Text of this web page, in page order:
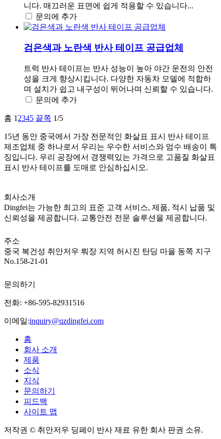
니다. 매끄러운 표면에 쉽게 적용할 수 있습니다...
문의에 추가
검은색과 노란색 반사 테이프 공급업체
트럭 반사 테이프는 반사 성능이 높아 야간 운전의 안전
성을 크게 향상시킵니다. 다양한 자동차 모델에 적합하
며 설치가 쉽고 내구성이 뛰어나며 신뢰할 수 있습니다.
문의에 추가
홈 1 2345 끝쪽 1/5
15년 동안 중국에서 가장 전문적인 화살표 표시 반사 테이프
제조업체 중 하나로서 우리는 우수한 서비스와 엄수 배송이 특
징입니다. 우리 공장에서 경쟁력있는 가격으로 고품질 화살표
표시 반사 테이프를 도매로 안심하십시오.
회사소개
Dingfei는 가능한 최고의 표준 고객 서비스, 제품, 적시 납품 및
신뢰성을 제공합니다. 교통안전 전문 솔루션을 제공합니다.
주소
중국 복건성 취안저우 뤄장 지역 허시진 탄딩 마을 동쪽 지구
No.158-21-01
문의하기
전화: +86-595-82931516
이메일:inquiry@qzdingfei.com
홈
회사 소개
제품
소식
지식
문의하기
피드백
사이트 맵
저작권 © 취안저우 딩페이 반사 재료 유한 회사 판권 소유.